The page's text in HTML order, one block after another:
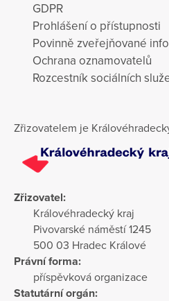
GDPR
Prohlášení o přístupnosti
Povinně zveřejňované
Ochrana oznamovatelů
Rozcestník sociálních
Zřizovatelem je
Zřizovatel:
Královéhradecký kraj
Pivovarské náměstí 1245
500 03 Hradec Králové
Právní forma:
příspěvková organizace
Statutární orgán: